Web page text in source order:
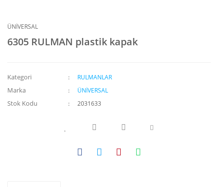
ÜNİVERSAL
6305 RULMAN plastik kapak
Kategori RULMANLAR
Marka ÜNİVERSAL
Stok Kodu 2031633